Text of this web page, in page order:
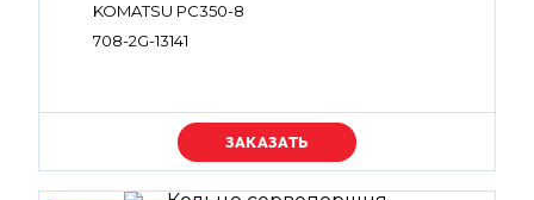
KOMATSU PC350-8
708-2G-13141
Уточняйте цену